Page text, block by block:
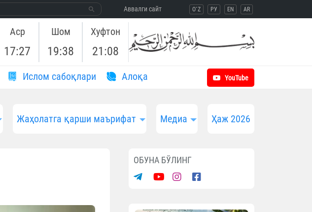
Aввалги сайт O`Z РУ EN AR
Аср
17:27
Шом
19:38
Хуфтон
21:08
Ислом сабоқлари Aлоқа YouTube
Жаҳолатга қарши маърифат Медиа Ҳаж 2026
ОБУНА БЎЛИНГ